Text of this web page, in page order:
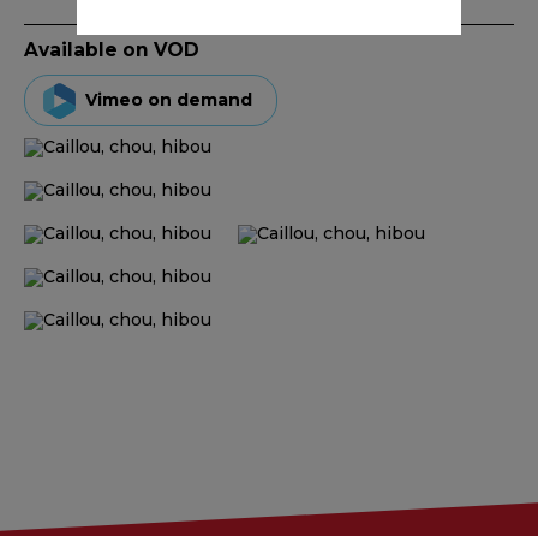
Available on VOD
Vimeo on demand